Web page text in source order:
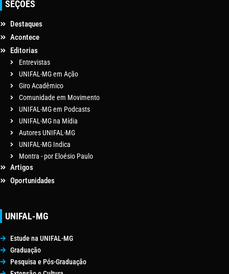
SEÇÕES
Destaques
Acontece
Editorias
Entrevistas
UNIFAL-MG em Ação
Giro Acadêmico
Comunidade em Movimento
UNIFAL-MG em Podcasts
UNIFAL-MG na Mídia
Autores UNIFAL-MG
UNIFAL-MG Indica
Montra - por Eloésio Paulo
Artigos
Oportunidades
UNIFAL-MG
Estude na UNIFAL-MG
Graduação
Pesquisa e Pós-Graduação